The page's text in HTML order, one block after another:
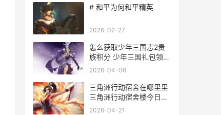
# 和平为何和平精英
2026-02-27
怎么获取少年三国志2贵
族积分 少年三国礼包领取
中心
2026-04-06
三角洲行动宿舍在哪里里
三角洲行动宿舍楼今日密
码
2026-04-21